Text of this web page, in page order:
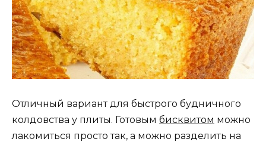
Отличный вариант для быстрого будничного
колдовства у плиты. Готовым бисквитом можно
лакомиться просто так, а можно разделить на